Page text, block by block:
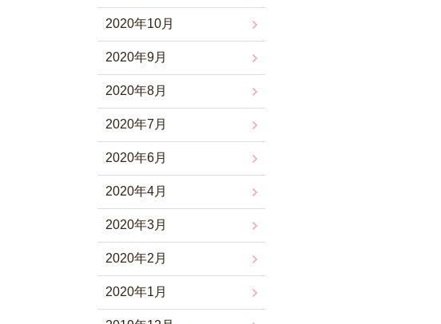
2020年10月
2020年9月
2020年8月
2020年7月
2020年6月
2020年4月
2020年3月
2020年2月
2020年1月